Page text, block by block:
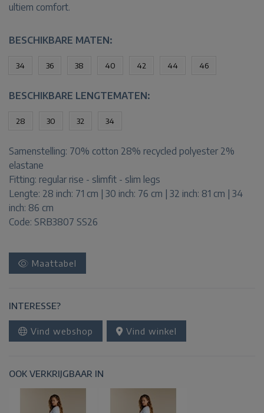
ultiem comfort.
BESCHIKBARE MATEN:
34 36 38 40 42 44 46
BESCHIKBARE LENGTEMATEN:
28 30 32 34
Samenstelling: 70% cotton 28% recycled polyester 2%
elastane
Fitting: regular rise - slimfit - slim legs
Lengte: 28 inch: 71 cm | 30 inch: 76 cm | 32 inch: 81 cm | 34
inch: 86 cm
Code: SRB3807 SS26
Maattabel
INTERESSE?
Vind webshop Vind winkel
OOK VERKRIJGBAAR IN